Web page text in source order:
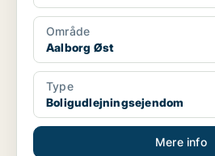
Område
Aalborg Øst
Type
Boligudlejningsejendom
Mere info